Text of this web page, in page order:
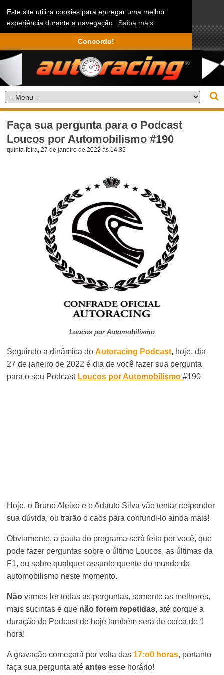
Este site utiliza cookies para entregar uma melhor
experiência durante a navegação. Saiba mais
Concordo!
Faça sua pergunta para o Podcast
Loucos por Automobilismo #190
quinta-feira, 27 de janeiro de 2022 às 14:35
Loucos por Automobilismo
Seguindo a dinâmica doAutoracing Podcast, hoje, dia
27 de janeiro de 2022 é dia de você fazer sua pergunta
para o seu Podcast Loucos por Automobilismo#190
Hoje, o Bruno Aleixo e o Adauto Silva vão tentar responder
sua dúvida, ou trarão o caos para confundi-lo ainda mais!
Obviamente, a pauta do programa será feita por você, que
pode fazer perguntas sobre o último Loucos, as últimas da
F1, ou sobre qualquer assunto quente do mundo do
automobilismo neste momento.
Não vamos ler todas as perguntas, somente as melhores,
mais sucintas e que não forem repetidas, até porque a
duração do Podcast de hoje também será de cerca de 1
hora!
A gravação começará por volta das 17:o0 horas, portanto
faça sua pergunta atéantes esse horário!